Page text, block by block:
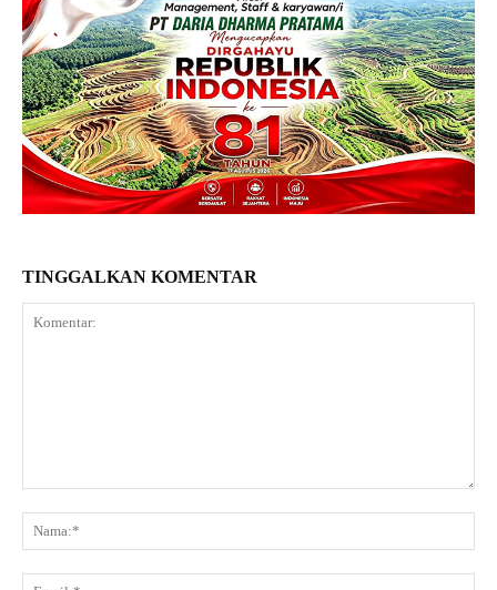
TINGGALKAN KOMENTAR